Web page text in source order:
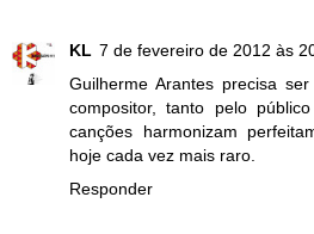
KL 7 de fevereiro de 2012 às
Guilherme Arantes precisa
compositor, tanto pelo
canções harmonizam
hoje cada vez mais raro.
Responder